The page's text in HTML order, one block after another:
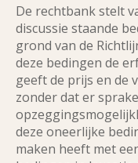
De rechtbank stelt
discussie staande
grond van de
deze bedingen de
geeft de prijs en de
zonder dat er
deze oneerlijke
maken heeft met